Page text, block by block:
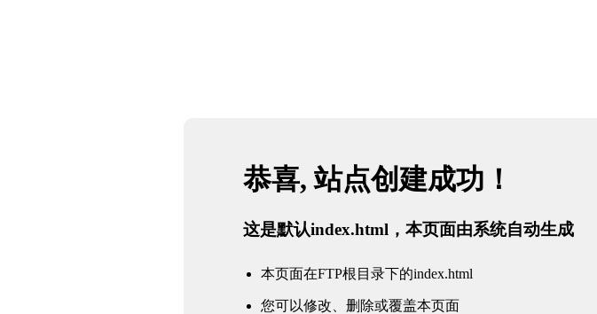
恭喜, 站点创建成功！
这是默认index.html，本页面由系统自动生成
本页面在FTP根目录下的index.html
您可以修改、删除或覆盖本页面